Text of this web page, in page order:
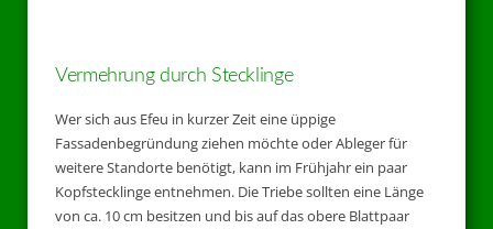
Vermehrung durch Stecklinge
Wer sich aus Efeu in kurzer Zeit eine üppige
Fassadenbegründung ziehen möchte oder Ableger für
weitere Standorte benötigt, kann im Frühjahr ein paar
Kopfstecklinge entnehmen. Die Triebe sollten eine Länge
von ca. 10 cm besitzen und bis auf das obere Blattpaar